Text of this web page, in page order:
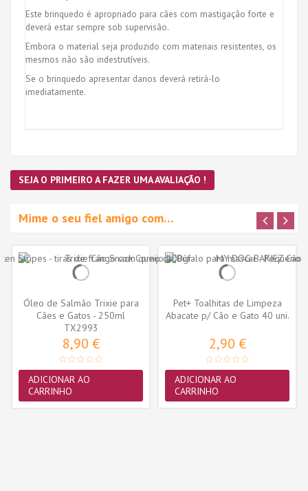
Este brinquedo é apropriado para cães com mastigação forte e
deverá estar sempre sob supervisão.
Embora o material seja produzido com materiais resistentes, os
mesmos não são indestrutíveis.
Se o brinquedo apresentar danos deverá retirá-lo
imediatamente.
SEJA O PRIMEIRO A FAZER UMA AVALIAÇÃO !
Mime o seu fiel amigo com…
Óleo de Salmão Trixie para
Cães e Gatos - 250ml
(TX2993)
TX2993
8,90 €
ADICIONAR AO
CARRINHO
Pet+ Toalhitas de Limpeza
Abacate p/ Cão e Gato 40 uni.
2,90 €
ADICIONAR AO
CARRINHO